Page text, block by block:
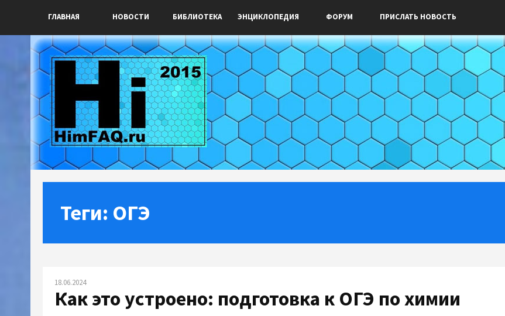
ГЛАВНАЯ НОВОСТИ БИБЛИОТЕКА ЭНЦИКЛОПЕДИЯ ФОРУМ ПРИСЛАТЬ НОВОСТЬ
Теги: ОГЭ
18.06.2024
Как это устроено: подготовка к ОГЭ по химии